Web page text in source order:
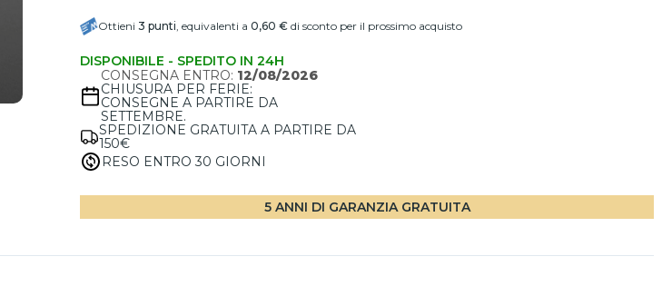
Ottieni 3 punti, equivalenti a 0,60 € di sconto per il prossimo acquisto
DISPONIBILE - SPEDITO IN 24H
CONSEGNA ENTRO: 12/08/2026
CHIUSURA PER FERIE:
CONSEGNE A PARTIRE DA
SETTEMBRE.
SPEDIZIONE GRATUITA A PARTIRE DA
150€
RESO ENTRO 30 GIORNI
5 ANNI DI GARANZIA GRATUITA